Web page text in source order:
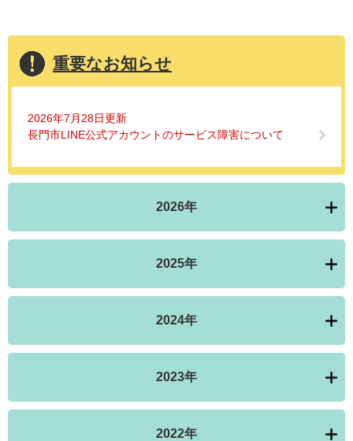
重要なお知らせ
2026年7月28日更新
長門市LINE公式アカウントのサービス障害について
2026年
2025年
2024年
2023年
2022年